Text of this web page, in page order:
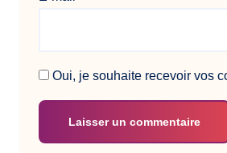
Oui, je souhaite recevoir vos